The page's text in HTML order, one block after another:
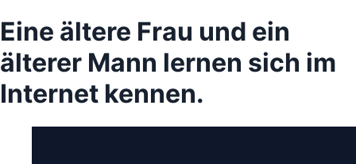
Eine ältere Frau und ein
älterer Mann lernen sich im
Internet kennen.